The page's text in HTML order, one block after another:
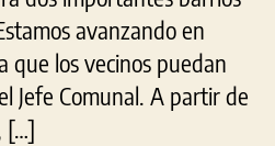
avanzando en
que los vecinos puedan
Jefe Comunal. A partir de
[…]